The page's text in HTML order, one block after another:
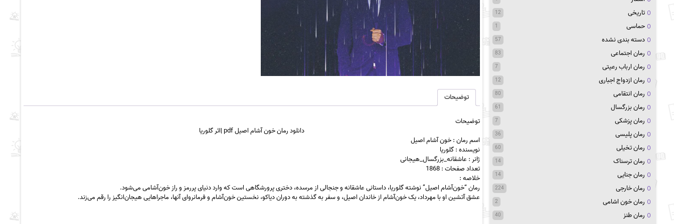
توضیحات
توضیحات
دانلود رمان خون آشام اصیل pdf |اثر گلوریا
اسم رمان : خون آشام اصیل
نویسنده : گلوریا
ژانر : عاشقانه_بزرگسال_هیجانی
تعداد صفحات : 1868
خلاصه :
رمان “خون‌آشام اصیل” نوشته گلوریا، داستانی عاشقانه و جنجالی از مرسده، دختری پرورشگاهی است که وارد دنیای پررمز و راز خون‌آشامی می‌شود.
عشق آتشین او با مهرداد، یک خون‌آشام از خاندان اصیل، و سفر به گذشته به دوران دیاکو، نخستین خون‌آشام و فرمانروای آنها، ماجراهایی هیجان‌انگیز را رقم می‌زند.
تاریخی 12
حماسی 1
دسته بندی نشده 57
رمان اجتماعی 83
رمان ارباب رعیتی 7
رمان ازدواج اجباری 12
رمان انتقامی 80
رمان بزرگسال 61
رمان پزشکی 7
رمان پلیسی 36
رمان تخیلی 60
رمان ترسناک 14
رمان جنایی 14
رمان خارجی 224
رمان خون اشامی 2
رمان طنز 40